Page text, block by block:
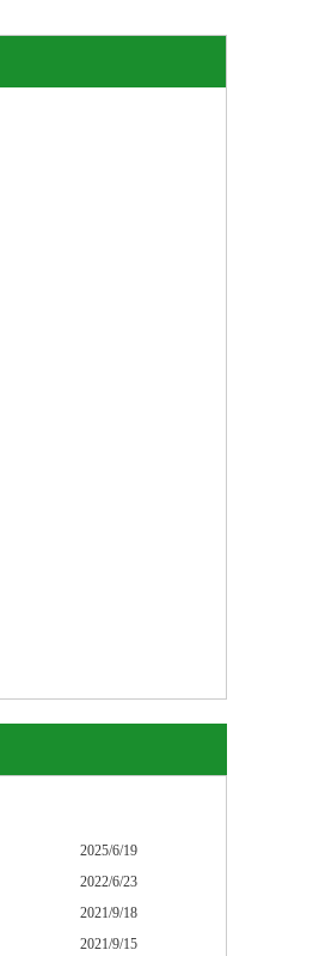
2025/6/19
2022/6/23
2021/9/18
2021/9/15